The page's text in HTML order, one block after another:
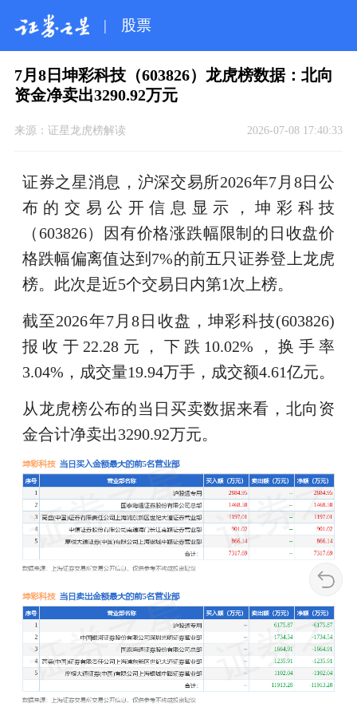
| 股票
7月8日坤彩科技（603826）龙虎榜数据：北向
资金净卖出3290.92万元
来源： 证星龙虎榜解读 2026-07-08 17:40:33
证券之星消息，沪深交易所2026年7月8日公
布的交易公开信息显示，坤彩科技
（603826）因有价格涨跌幅限制的日收盘价
格跌幅偏离值达到7%的前五只证券登上龙虎
榜。此次是近5个交易日内第1次上榜。
截至2026年7月8日收盘，坤彩科技(603826)
报收于22.28元，下跌10.02%，换手率
3.04%，成交量19.94万手，成交额4.61亿元。
从龙虎榜公布的当日买卖数据来看，北向资
金合计净卖出3290.92万元。